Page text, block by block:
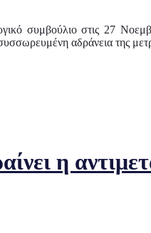
συμβούλιο στις 27
αδράνεια της
η